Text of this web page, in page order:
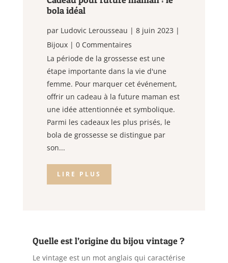
bola idéal
par Ludovic Lerousseau | 8 juin 2023 |
Bijoux| 0 Commentaires
La période de la grossesse est une
étape importante dans la vie d'une
femme. Pour marquer cet événement,
offrir un cadeau à la future maman est
une idée attentionnée et symbolique.
Parmi les cadeaux les plus prisés, le
bola de grossesse se distingue par
son...
LIRE PLUS
Quelle est l’origine du bijou vintage ?
Le vintage est un mot anglais qui caractérise